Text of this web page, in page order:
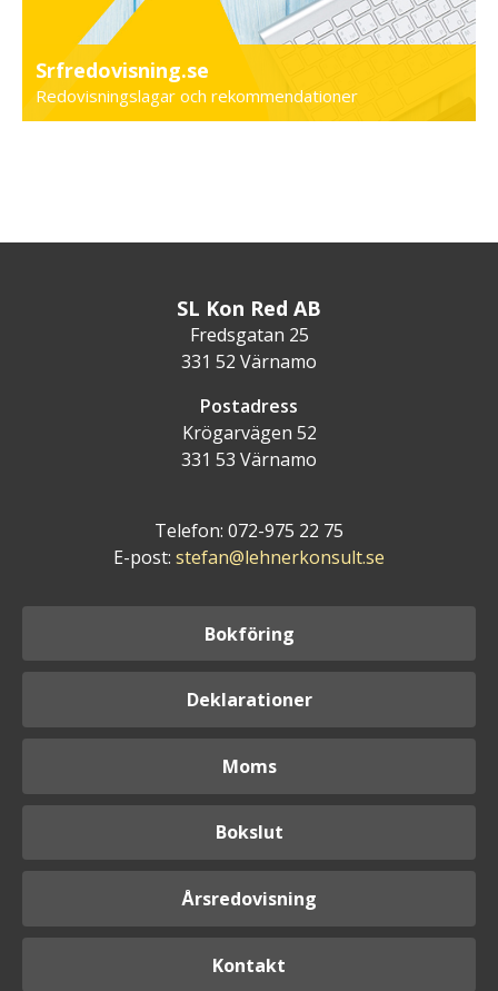
Srfredovisning.se
Redovisningslagar och rekommendationer
SL Kon Red AB
Fredsgatan 25
331 52 Värnamo
Postadress
Krögarvägen 52
331 53 Värnamo
Telefon: 072-975 22 75
E-post: stefan@lehnerkonsult.se
Bokföring
Deklarationer
Moms
Bokslut
Årsredovisning
Kontakt